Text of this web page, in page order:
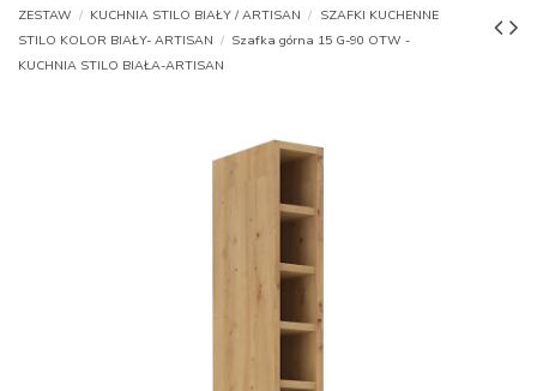
ZESTAW
KUCHNIA STILO BIAŁY / ARTISAN
SZAFKI KUCHENNE
STILO KOLOR BIAŁY- ARTISAN
Szafka górna 15 G-90 OTW -
KUCHNIA STILO BIAŁA-ARTISAN